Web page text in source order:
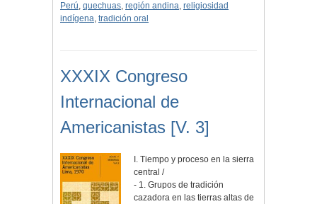
Perú, quechuas, región andina, religiosidad
indígena, tradición oral
XXXIX Congreso
Internacional de
Americanistas [V. 3]
I. Tiempo y proceso en la sierra
central /
- 1. Grupos de tradición
cazadora en las tierras altas de